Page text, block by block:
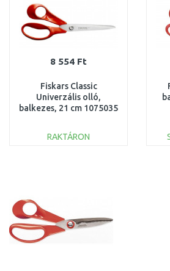
8 554 Ft
Fiskars Classic
Univerzális olló,
balkezes, 21 cm 1075035
RAKTÁRON